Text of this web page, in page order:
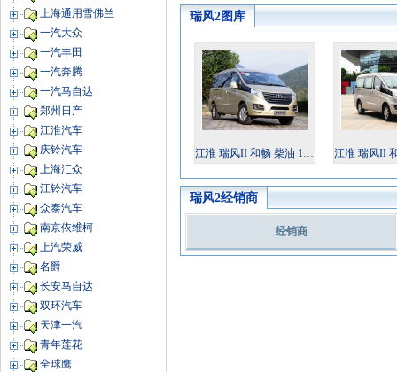
瑞风2图库
江淮 瑞风II 和畅 柴油 1.9T 手动 商务版 2012款 江淮 瑞风II 和畅 柴油
瑞风2经销商
经销商
上海通用雪佛兰
一汽大众
一汽丰田
一汽奔腾
一汽马自达
郑州日产
江淮汽车
庆铃汽车
上海汇众
江铃汽车
众泰汽车
南京依维柯
上汽荣威
名爵
长安马自达
双环汽车
天津一汽
青年莲花
全球鹰